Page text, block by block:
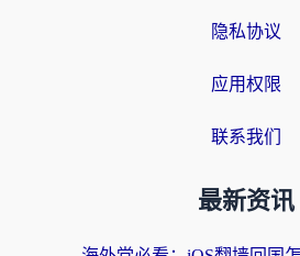
隐私协议
应用权限
联系我们
最新资讯